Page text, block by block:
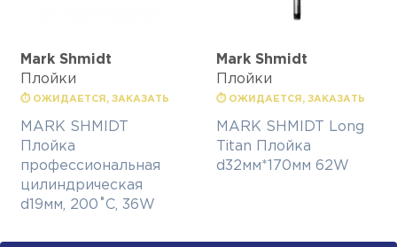
Mark Shmidt
Плойки
⏱ ОЖИДАЕТСЯ, ЗАКАЗАТЬ
MARK SHMIDT
Плойка
профессиональная
цилиндрическая
d19мм, 200˚С, 36W
Mark Shmidt
Плойки
⏱ ОЖИДАЕТСЯ, ЗАКАЗАТЬ
MARK SHMIDT Long
Titan Плойка
d32мм*170мм 62W